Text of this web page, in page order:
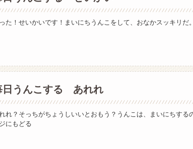
た！せいかいです！まいにちうんこをして、おなかスッキリ
日うんこする あれれ
れ？そっちがちょうしいいとおもう？うんこは、まいにちす
にもどる